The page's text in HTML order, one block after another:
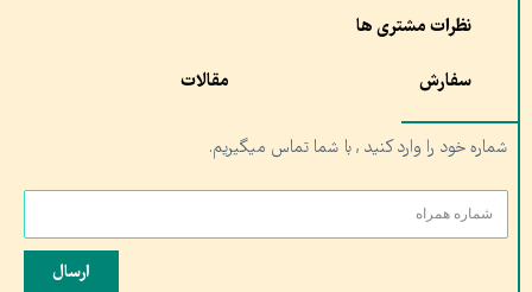
نظرات مشتری ها
سفارش مقالات
شماره خود را وارد کنید , با شما تماس میگیریم.
ارسال